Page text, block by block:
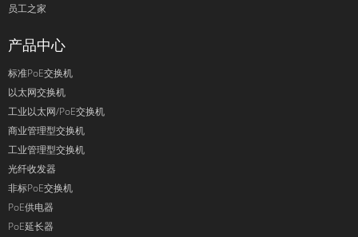
员工之家
产品中心
标准PoE交换机
以太网交换机
工业以太网/PoE交换机
商业管理型交换机
工业管理型交换机
光纤收发器
非标PoE交换机
PoE供电器
PoE延长器